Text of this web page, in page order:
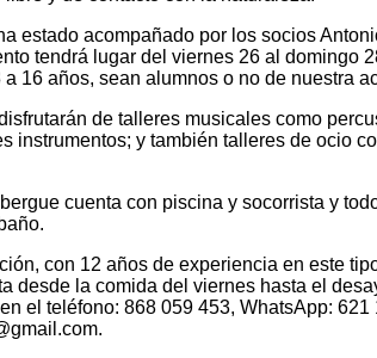
estado acompañado por los socios
tendrá lugar del viernes 26 al domingo
16 años, sean alumnos o no de nuestra
de talleres musicales como
instrumentos; y también talleres de ocio
cuenta con piscina y socorrista y
con 12 años de experiencia en este
desde la comida del viernes hasta el
el teléfono: 868 059 453, WhatsApp: 621